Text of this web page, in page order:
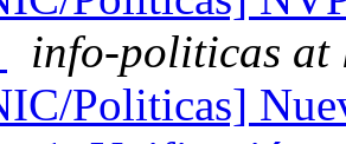
info-politicas at
Politicas]